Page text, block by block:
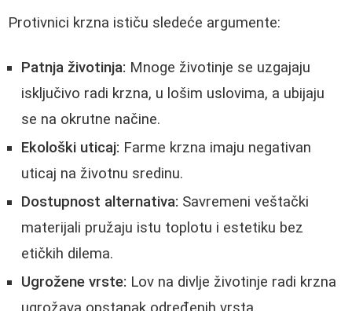
Protivnici krzna ističu sledeće argumente:
Patnja životinja: Mnoge životinje se uzgajaju
isključivo radi krzna, u lošim uslovima, a ubijaju
se na okrutne načine.
Ekološki uticaj: Farme krzna imaju negativan
uticaj na životnu sredinu.
Dostupnost alternativa: Savremeni veštački
materijali pružaju istu toplotu i estetiku bez
etičkih dilema.
Ugrožene vrste: Lov na divlje životinje radi krzna